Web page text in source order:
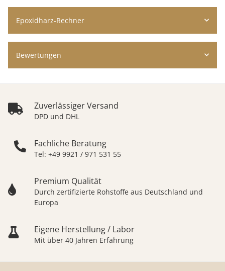
Epoxidharz-Rechner
Bewertungen
Zuverlässiger Versand
DPD und DHL
Fachliche Beratung
Tel: +49 9921 / 971 531 55
Premium Qualität
Durch zertifizierte Rohstoffe aus Deutschland und
Europa
Eigene Herstellung / Labor
Mit über 40 Jahren Erfahrung